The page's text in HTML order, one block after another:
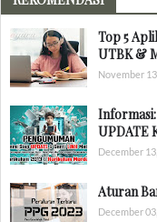
Top 5
UTBK &
November
Informasi:
UPDATE
December
Aturan
December